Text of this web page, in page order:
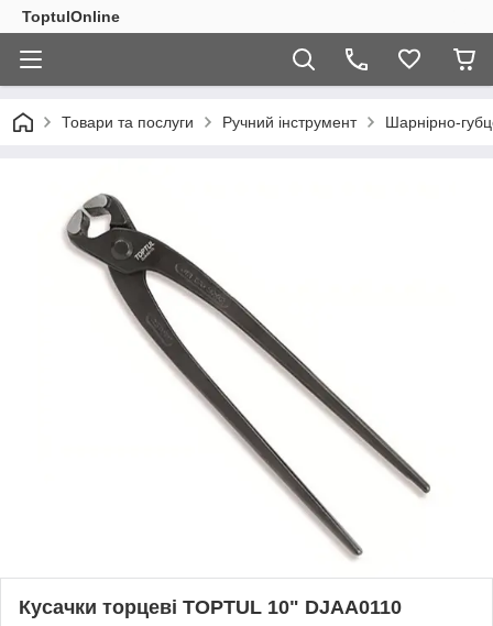
ToptulOnline
Товари та послуги Ручний інструмент Шарнірно-
Кусачки торцеві TOPTUL 10" DJAA0110